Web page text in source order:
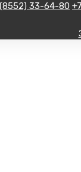
33-64-80